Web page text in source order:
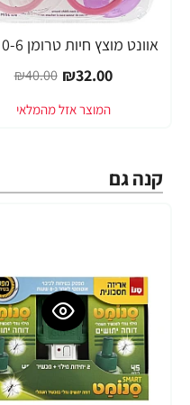
-20%
₪32.00
₪40.00
קנה גם